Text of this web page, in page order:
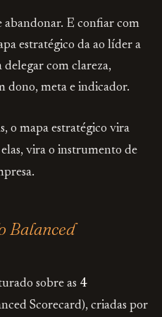
abandonar. E confiar com
estratégico da ao líder a
com clareza,
dono, meta e indicador.
o mapa estratégico vira
vira o instrumento de
Balanced
sobre as 4
Scorecard), criadas por